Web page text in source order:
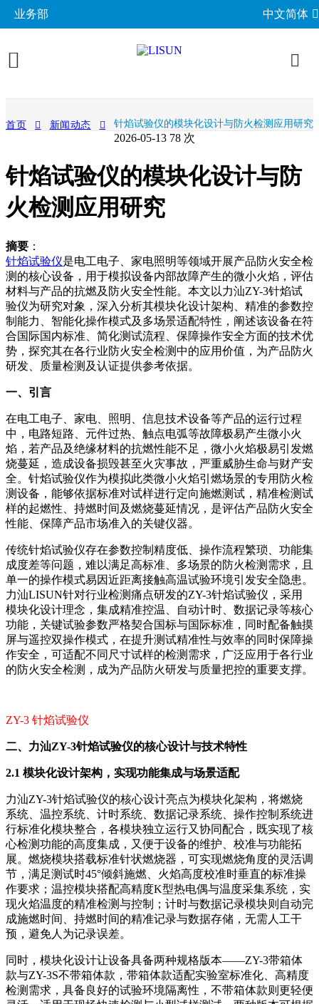
业务部 中文简体
分布光度计系统
积分球光谱辐射计系统
光生物安全与蓝光危害
其他LED测试设备
EMC电磁兼容
EMI电磁干扰测试系统
交流与直流测试电源
环境试验箱
IP防水防尘测试设备
耐候与腐蚀测试
阻燃与防火测试设备
安规测试仪
电子元器件测试
标准试验指与探针
机械力学与量规
机械力学测试机
插头插座与线缆测试
插头插座量规
材料与光学分析
RoHS与元素分析仪
颜色与光泽度测试仪
LED与灯具测试方案
LM-79与LM-80测试方案
家用电器测试方案
移动与网络测试方案
汽车电子测试方案
音视频与IT测试方案
线缆测试方案
插头插座测试方案
电源开关测试方案
变压器测试方案
电动玩具测试方案
电表测试方案
相关标准
GB 中国国家标准
ISO国际标准化组织
CIE国际照明委员会
EN欧洲标准
UL美国标准
成功案例
关于力汕
电子目录
新闻动态
关于我们
联系我们
首页 新闻动态 针焰试验仪的模块化设计与防火检测应用研究
2026-05-13 78 次
针焰试验仪的模块化设计与防
火检测应用研究
摘要 ：
针焰试验仪是电工电子、家电照明等领域开展产品防火安全检
测的核心设备，用于模拟设备内部故障产生的微小火焰，评估
材料与产品的抗燃及防火安全性能。本文以力汕ZY-3针焰试
验仪为研究对象，深入分析其模块化设计架构、精准的参数控
制能力、智能化操作模式及多场景适配特性，阐述该设备在符
合国际国内标准、简化测试流程、保障操作安全方面的技术优
势，探究其在各行业防火安全检测中的应用价值，为产品防火
研发、质量检测及认证提供参考依据。
一、引言
在电工电子、家电、照明、信息技术设备等产品的运行过程
中，电路短路、元件过热、触点电弧等故障极易产生微小火
焰，若产品及绝缘材料的抗燃性能不足，微小火焰极易引发燃
烧蔓延，造成设备损毁甚至火灾事故，严重威胁生命与财产安
全。针焰试验仪作为模拟此类微小火焰引燃场景的专用防火检
测设备，能够依据标准对试样进行定向施燃测试，精准检测试
样的起燃性、持燃时间及燃烧蔓延情况，是评估产品防火安全
性能、保障产品市场准入的关键仪器。
传统针焰试验仪存在参数控制精度低、操作流程繁琐、功能集
成度差等问题，难以满足高标准、多场景的防火检测需求，且
单一的操作模式易因近距离接触高温试验环境引发安全隐患。
力汕LISUN针对行业检测痛点研发的ZY-3针焰试验仪，采用
模块化设计理念，集成精准控温、自动计时、数据记录等核心
功能，关键试验参数严格契合国标与国际标准，同时配备触摸
屏与遥控双操作模式，在提升测试精准性与效率的同时保障操
作安全，可适配不同尺寸试样的检测需求，广泛应用于各行业
的防火安全检测，成为产品防火研发与质量把控的重要支撑。
ZY-3 针焰试验仪
二、力汕ZY-3针焰试验仪的核心设计与技术特性
2.1 模块化设计架构，实现功能集成与场景适配
力汕ZY-3针焰试验仪的核心设计亮点为模块化架构，将燃烧
系统、温控系统、计时系统、数据记录系统、操作控制系统进
行标准化模块整合，各模块独立运行又协同配合，既实现了核
心检测功能的高度集成，又便于设备的维护、校准与功能拓
展。燃烧模块搭载标准针状燃烧器，可实现燃烧角度的灵活调
节，满足测试时45°倾斜施燃、火焰高度校准时垂直的标准操
作要求；温控模块搭配高精度K型热电偶与温度采集系统，实
现火焰温度的精准检测与控制；计时与数据记录模块则自动完
成施燃时间、持燃时间的精准记录与数据存储，无需人工干
预，避免人为记录误差。
同时，模块化设计让设备具备两种规格版本——ZY-3带箱体
款与ZY-3S不带箱体款，带箱体款适配实验室标准化、高精度
检测需求，具备良好的试验环境隔离性，不带箱体款则更轻便